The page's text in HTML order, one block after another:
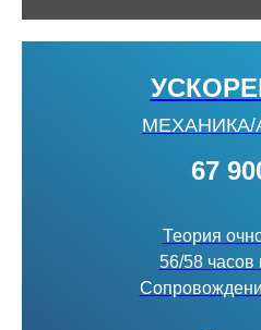
МЕХАНИКА/
67
Теория
56/58 часов